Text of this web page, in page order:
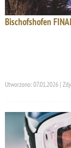
Bischofshofen
Utworzono: 07.01.2026 |